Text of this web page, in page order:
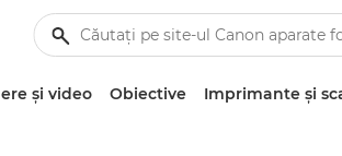
şi video Obiective Imprimante şi